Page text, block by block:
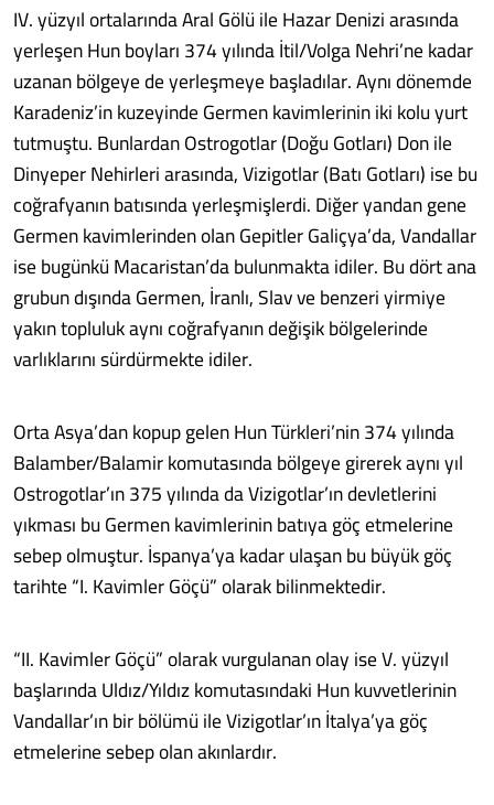
IV. yüzyıl ortalarında Aral Gölü ile Hazar Denizi arasında
yerleşen Hun boyları 374 yılında İtil/Volga Nehri’ne kadar
uzanan bölgeye de yerleşmeye başladılar. Aynı dönemde
Karadeniz’in kuzeyinde Germen kavimlerinin iki kolu yurt
tutmuştu. Bunlardan Ostrogotlar (Doğu Gotları) Don ile
Dinyeper Nehirleri arasında, Vizigotlar (Batı Gotları) ise bu
coğrafyanın batısında yerleşmişlerdi. Diğer yandan gene
Germen kavimlerinden olan Gepitler Galiçya’da, Vandallar
ise bugünkü Macaristan’da bulunmakta idiler. Bu dört ana
grubun dışında Germen, İranlı, Slav ve benzeri yirmiye
yakın topluluk aynı coğrafyanın değişik bölgelerinde
varlıklarını sürdürmekte idiler.
Orta Asya’dan kopup gelen Hun Türkleri’nin 374 yılında
Balamber/Balamir komutasında bölgeye girerek aynı yıl
Ostrogotlar’ın 375 yılında da Vizigotlar’ın devletlerini
yıkması bu Germen kavimlerinin batıya göç etmelerine
sebep olmuştur. İspanya’ya kadar ulaşan bu büyük göç
tarihte “I. Kavimler Göçü” olarak bilinmektedir.
“II. Kavimler Göçü” olarak vurgulanan olay ise V. yüzyıl
başlarında Uldız/Yıldız komutasındaki Hun kuvvetlerinin
Vandallar’ın bir bölümü ile Vizigotlar’ın İtalya’ya göç
etmelerine sebep olan akınlardır.